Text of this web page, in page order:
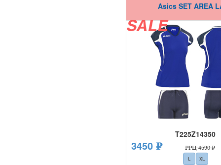
Asics SET AREA
SALE
T225Z14350
3450 ₽ РРЦ 4590 ₽
L XL